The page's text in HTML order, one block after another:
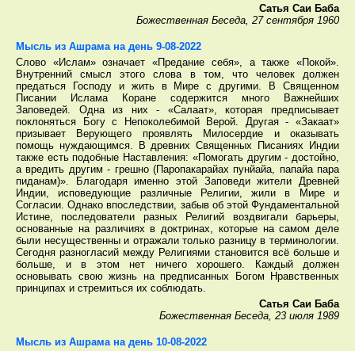
Сатья Саи Баба
Божественная Беседа, 27 сентября 1960
Мысль из Ашрама на день 9-08-2022
Слово «Ислам» означает «Предание себя», а также «Покой».
Внутренний смысл этого слова в том, что человек должен
предаться Господу и жить в Мире с другими. В Священном
Писании Ислама Коране содержится много Важнейших
Заповедей. Одна из них - «Салаат», которая предписывает
поклоняться Богу с Непоколебимой Верой. Другая - «Закаат»
призывает Верующего проявлять Милосердие и оказывать
помощь нуждающимся. В древних Священных Писаниях Индии
также есть подобные Наставления: «Помогать другим - достойно,
а вредить другим - грешно (Паропакарайах пунйайа, папайа пара
пиданам)». Благодаря именно этой Заповеди жители Древней
Индии, исповедующие различные Религии, жили в Мире и
Согласии. Однако впоследствии, забыв об этой Фундаментальной
Истине, последователи разных Религий воздвигали барьеры,
основанные на различиях в доктринах, которые на самом деле
были несущественны и отражали только разницу в терминологии.
Сегодня разногласий между Религиями становится всё больше и
больше, и в этом нет ничего хорошего. Каждый должен
основывать свою жизнь на предписанных Богом Нравственных
принципах и стремиться их соблюдать.
Сатья Саи Баба
Божественная Беседа, 23 июля 1989
Мысль из Ашрама на день 10-08-2022